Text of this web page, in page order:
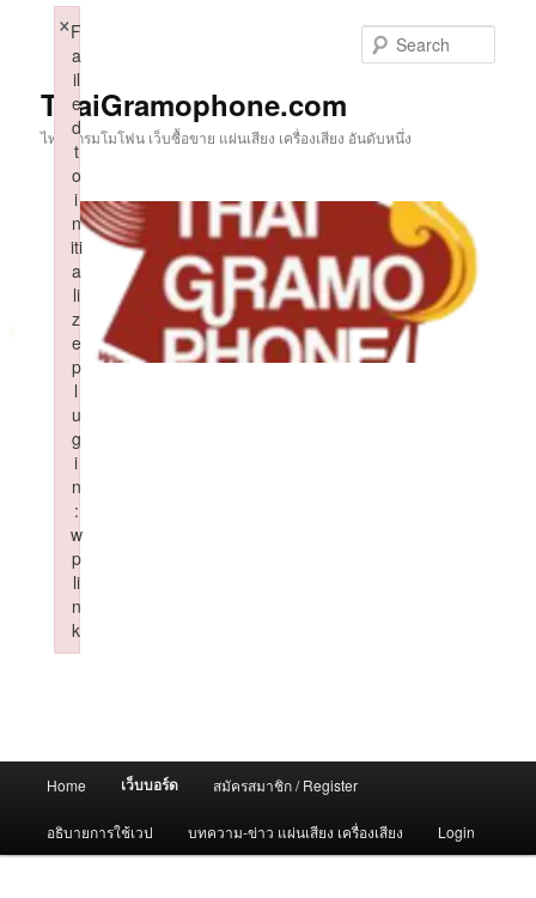
ThaiGramophone.com
ไทยแกรมโมโฟน เว็บซื้อขาย แผ่นเสียง เครื่องเสียง อันดับหนึ่ง
Home เว็บบอร์ด สมัครสมาชิก / Register
อธิบายการใช้เวป บทความ-ข่าว แผ่นเสียง เครื่องเสียง Login
F
a
il
e
d
t
o
i
n
iti
a
li
z
e
p
l
u
g
i
n
:
w
p
li
n
k
×
Failed to initialize plugin: wplink